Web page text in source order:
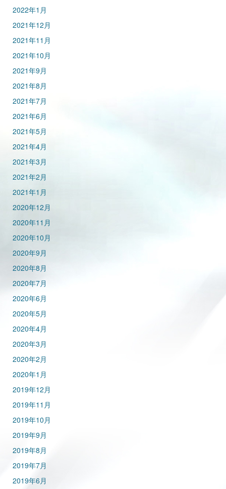
2022年1月
2021年12月
2021年11月
2021年10月
2021年9月
2021年8月
2021年7月
2021年6月
2021年5月
2021年4月
2021年3月
2021年2月
2021年1月
2020年12月
2020年11月
2020年10月
2020年9月
2020年8月
2020年7月
2020年6月
2020年5月
2020年4月
2020年3月
2020年2月
2020年1月
2019年12月
2019年11月
2019年10月
2019年9月
2019年8月
2019年7月
2019年6月